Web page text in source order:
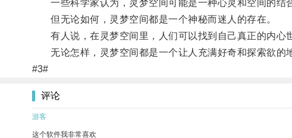
一些科学家认为，灵梦空间可能是一种心灵和空间的结
但无论如何，灵梦空间都是一个神秘而迷人的存在。
有人说，在灵梦空间里，人们可以找到自己真正的内心
无论怎样，灵梦空间都是一个让人充满好奇和探索欲的
#3#
评论
游客
这个软件我非常喜欢